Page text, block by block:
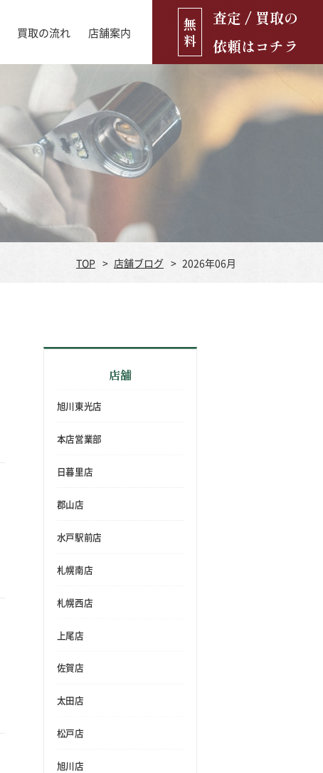
古銭・古紙幣
古いおもちゃ・人形 遺品買取
ブランド品 食器
買取の流れ 店舗案内
店舗ブログ お役立ち情報
無
料
査定 / 買取の
依頼はコチラ
TOP 店舗ブログ 2026年06月
店舗
旭川東光店
本店営業部
日暮里店
郡山店
水戸駅前店
札幌南店
札幌西店
上尾店
佐賀店
太田店
松戸店
旭川店